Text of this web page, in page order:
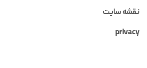
نقشه سایت
privacy